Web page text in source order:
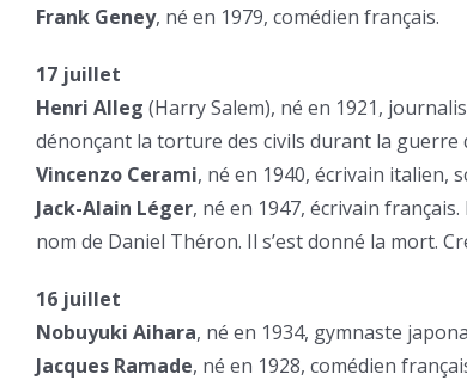
Frank Geney, né en 1979, comédien français.
17 juillet
Henri Alleg (Harry Salem), né en 1921,
dénonçant la torture des civils durant la guerre
Vincenzo Cerami, né en 1940, écrivain italien,
Jack-Alain Léger, né en 1947, écrivain
nom de Daniel Théron. Il s’est donné la mort.
16 juillet
Nobuyuki Aihara, né en 1934, gymnaste
Jacques Ramade, né en 1928, comédien